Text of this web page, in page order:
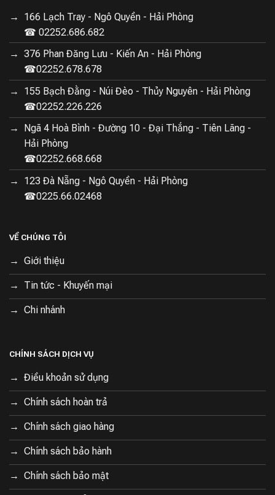
166 Lạch Tray - Ngô Quyền - Hải Phòng
☎ 02252.686.682
376 Phan Đăng Lưu - Kiến An - Hải Phòng
☎02252.678.678
155 Bạch Đằng - Núi Đèo - Thủy Nguyên - Hải Phòng
☎02252.226.226
Ngã 4 Hoà Bình - Đường 10 - Đại Thắng - Tiên Lãng -
Hải Phòng
☎02252.668.668
123 Đà Nẵng - Ngô Quyền - Hải Phòng
☎0225.66.02468
VỀ CHÚNG TÔI
Giới thiệu
Tin tức - Khuyến mại
Chi nhánh
CHÍNH SÁCH DỊCH VỤ
Điều khoản sử dụng
Chính sách hoàn trả
Chính sách giao hàng
Chính sách bảo hành
Chính sách bảo mật